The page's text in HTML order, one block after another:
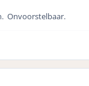
Onvoorstelbaar.